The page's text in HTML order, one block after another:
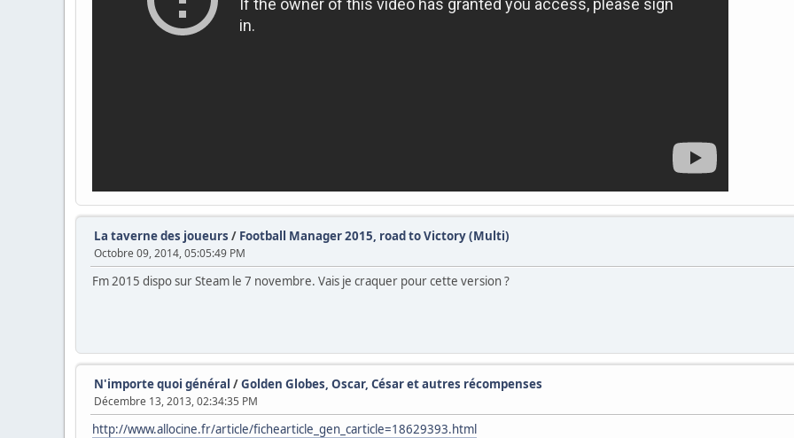
La taverne des joueurs / Football Manager 2015, road to Victory (Multi)
Octobre 09, 2014, 05:05:49 PM
Fm 2015 dispo sur Steam le 7 novembre. Vais je craquer pour cette version ?
N'importe quoi général /Golden Globes, Oscar, César et autres récompenses
Décembre 13, 2013, 02:34:35 PM
http://www.allocine.fr/article/fichearticle_gen_carticle=18629393.html